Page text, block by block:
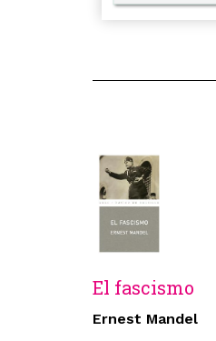
El fascismo
Ernest Mandel